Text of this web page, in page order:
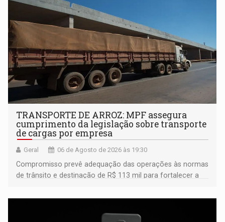
TRANSPORTE DE ARROZ: MPF assegura
cumprimento da legislação sobre transporte
de cargas por empresa
Geral 06 de Agosto de 2026 às 19:30
Compromisso prevê adequação das operações às normas
de trânsito e destinação de R$ 113 mil para fortalecer a